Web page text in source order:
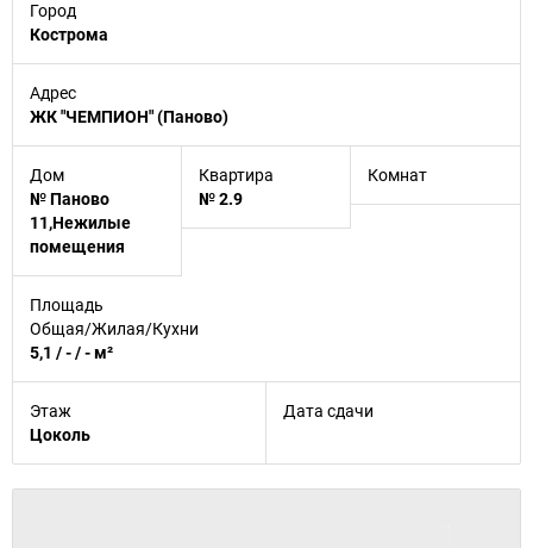
Город
Кострома
Адрес
ЖК "ЧЕМПИОН" (Паново)
Дом
№ Паново
11,Нежилые
помещения
Квартира
№ 2.9
Комнат
Площадь
Общая/Жилая/Кухни
5,1 / - / - м²
Этаж
Цоколь
Дата сдачи